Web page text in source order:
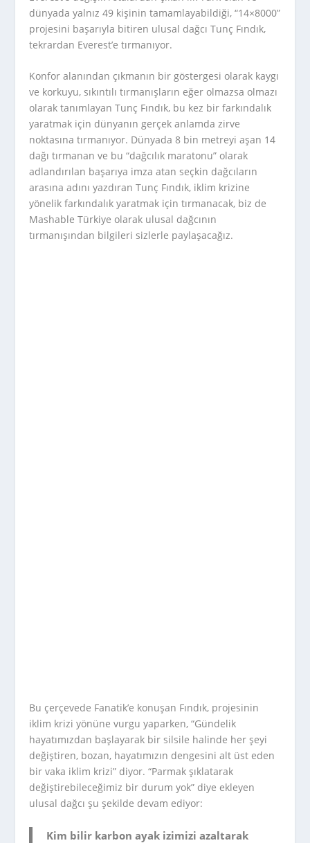
dünyada yalnız 49 kişinin tamamlayabildiği, “14×8000”
projesini başarıyla bitiren ulusal dağcı Tunç Fındık,
tekrardan Everest’e tırmanıyor.
Konfor alanından çıkmanın bir göstergesi olarak kaygı
ve korkuyu, sıkıntılı tırmanışların eğer olmazsa olmazı
olarak tanımlayan Tunç Fındık, bu kez bir farkındalık
yaratmak için dünyanın gerçek anlamda zirve
noktasına tırmanıyor. Dünyada 8 bin metreyi aşan 14
dağı tırmanan ve bu “dağcılık maratonu” olarak
adlandırılan başarıya imza atan seçkin dağcıların
arasına adını yazdıran Tunç Fındık, iklim krizine
yönelik farkındalık yaratmak için tırmanacak, biz de
Mashable Türkiye olarak ulusal dağcının
tırmanışından bilgileri sizlerle paylaşacağız.
Bu çerçevede Fanatik’e konuşan Fındık, projesinin
iklim krizi yönüne vurgu yaparken, “Gündelik
hayatımızdan başlayarak bir silsile halinde her şeyi
değiştiren, bozan, hayatımızın dengesini alt üst eden
bir vaka iklim krizi” diyor. “Parmak şıklatarak
değiştirebileceğimiz bir durum yok” diye ekleyen
ulusal dağcı şu şekilde devam ediyor:
Kim bilir karbon ayak izimizi azaltarak